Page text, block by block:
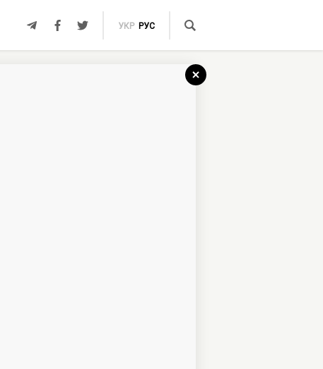
УКР РУС